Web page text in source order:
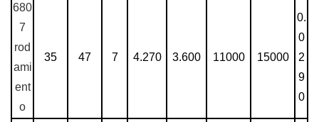
680
7
rod
ami
ent
o
35 47 7 4.270 3.600 11000 15000
0.
0
2
9
0